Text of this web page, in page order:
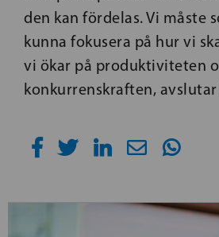
den kan fördelas. Vi måste
kunna fokusera på hur vi
vi ökar på produktiviteten
konkurrenskraften,